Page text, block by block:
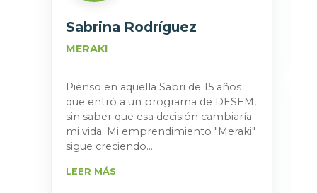
Sabrina Rodríguez
MERAKI
Pienso en aquella Sabri de 15 años
que entró a un programa de DESEM,
sin saber que esa decisión cambiaría
mi vida. Mi emprendimiento "Meraki"
sigue creciendo...
LEER MÁS